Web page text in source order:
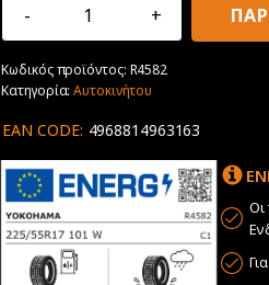
225/55R17
Yokohama
BluEarth-
AE51
ποσότητα
Κωδικός προϊόντος: R4582
Κατηγορία:Αυτοκινήτου
EAN CODE: 4968814963163
Οι